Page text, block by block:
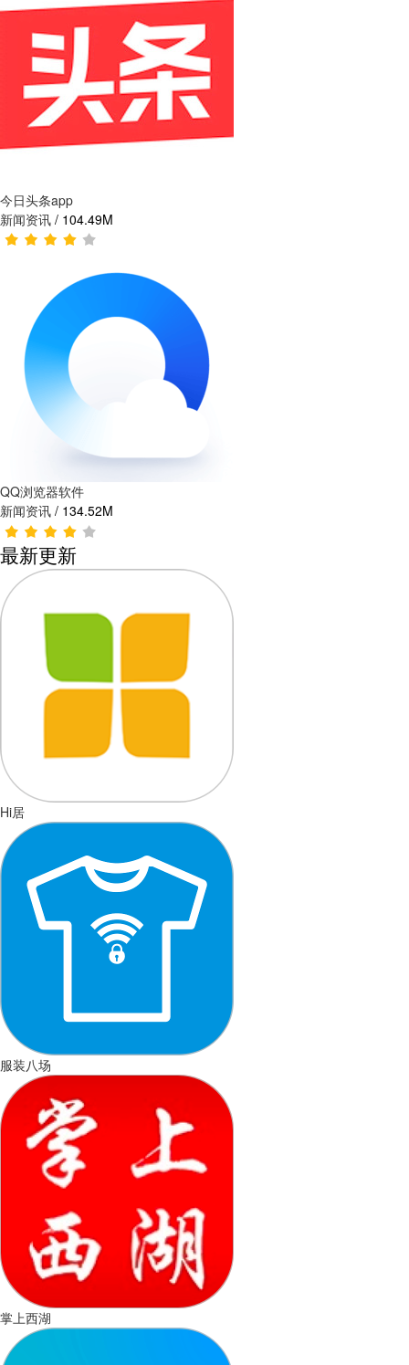
今日头条app
新闻资讯 / 104.49M
QQ浏览器软件
新闻资讯 / 134.52M
最新更新
Hi居
服装八场
掌上西湖